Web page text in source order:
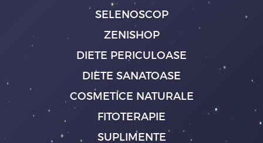
SELENOSCOP
ZENISHOP
DIETE PERICULOASE
DIETE SANATOASE
COSMETICE NATURALE
FITOTERAPIE
SUPLIMENTE